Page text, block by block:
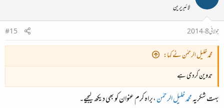
لائبریرین
جولائی 8، 2014
#15
محمد خلیل الرحمٰن نے کہا:
تدوین کردی ہے
بہت شکریہمحمد خلیل الرحمٰن،براہ کرم عنوان کو بھی دیکھ لیجیے۔